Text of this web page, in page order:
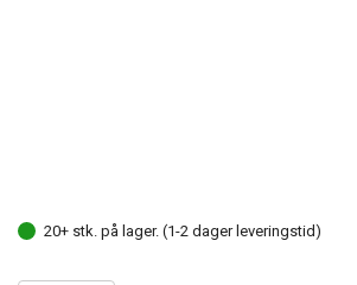
20+ stk. på lager. (1-2 dager leveringstid)